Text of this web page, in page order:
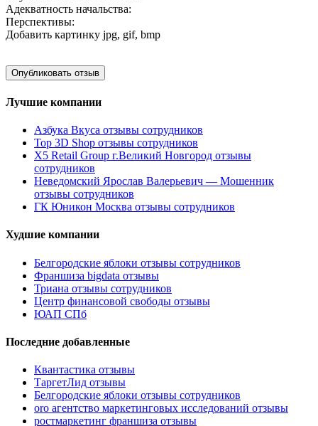
Адекватность начальства:
Перспективы:
Добавить картинку jpg, gif, bmp
Лучшие компании
Азбука Вкуса отзывы сотрудников
Top 3D Shop отзывы сотрудников
X5 Retail Group г.Великий Новгород отзывы
сотрудников
Неведомский Ярослав Валерьевич — Мошенник
отзывы сотрудников
ГК Юникон Москва отзывы сотрудников
Худшие компании
Белгородские яблоки отзывы сотрудников
Франшиза bigdata отзывы
Триана отзывы сотрудников
Центр финансовой свободы отзывы
ЮАП СПб
Последние добавленные
Квантастика отзывы
ТаргетЛид отзывы
Белгородские яблоки отзывы сотрудников
oro агентство маркетинговых исследований отзывы
ростмаркетинг франшиза отзывы